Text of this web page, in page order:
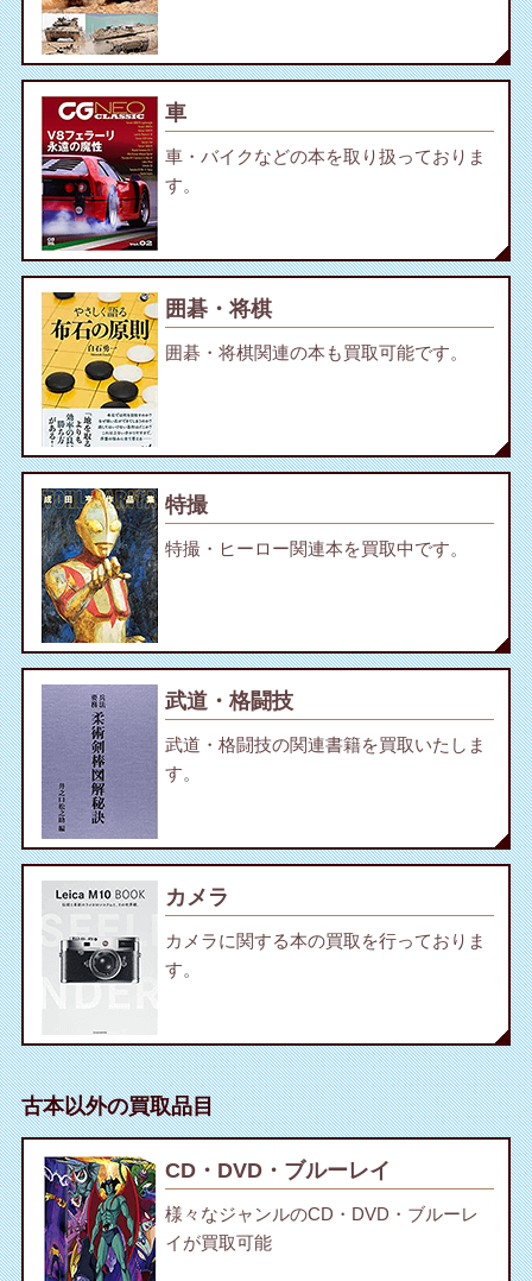
車
車・バイクなどの本を取り扱っておりま
す。
囲碁・将棋
囲碁・将棋関連の本も買取可能です。
特撮
特撮・ヒーロー関連本を買取中です。
武道・格闘技
武道・格闘技の関連書籍を買取いたしま
す。
カメラ
カメラに関する本の買取を行っておりま
す。
古本以外の買取品目
CD・DVD・ブルーレイ
様々なジャンルのCD・DVD・ブルーレ
イが買取可能